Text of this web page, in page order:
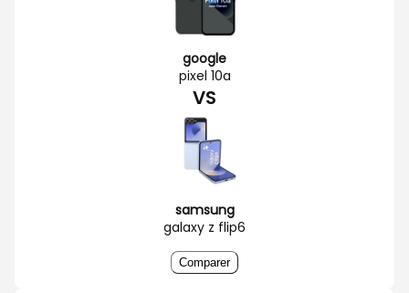
google
pixel 10a
VS
samsung
galaxy z flip6
Comparer